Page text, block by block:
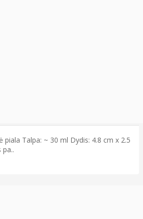
piala Talpa: ~ 30 ml Dydis: 4.8 cm x 2.5